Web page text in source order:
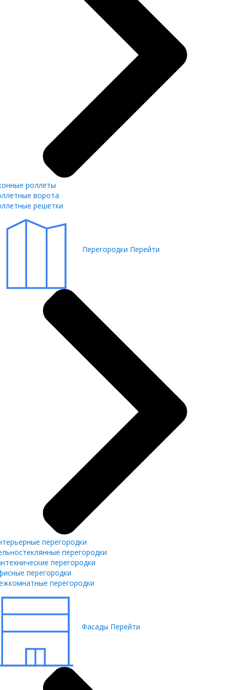
роллеты
ворота
решетки
Перегородки Перейти
перегородки
перегородки
перегородки
перегородки
перегородки
Фасады Перейти